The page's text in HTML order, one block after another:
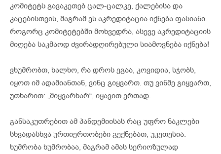
კომიტეტს გავაკეთებ ცალ-ცალკე, ქალებისა და
კაცებისთვის, მაგრამ ეს აკრედიტაცია იქნება ფასიანი.
როგორც კომიტეტებში მოხვედრა, ასევე აკრედიტაციის
მიღება საკმაოდ ძვირადღირებული სიამოვნება იქნება!
ვხუმრობთ, ხალხო, რა დროს ეგაა, კოვიდია, სჯობს,
იყოთ იმ ადამიანთან, ვინც გიყვართ. თუ ვინმე გიყვართ,
უთხარით: „მიყვარხარ“, იყავით ერთად.
განსაკუთრებით ამ პანდემიისას რაც უფრო ნაკლები
სხვადასხვა ურთიერთობები გექნებათ, უკეთესია.
ხუმრობა ხუმრობაა, მაგრამ ამას სერიოზულად